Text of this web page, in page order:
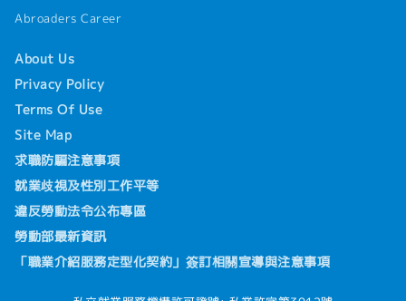
Abroaders Career
About Us
Privacy Policy
Terms Of Use
Site Map
求職防騙注意事項
就業歧視及性別工作平等
違反勞動法令公布專區
勞動部最新資訊
「職業介紹服務定型化契約」簽訂相關宣導與注意事項